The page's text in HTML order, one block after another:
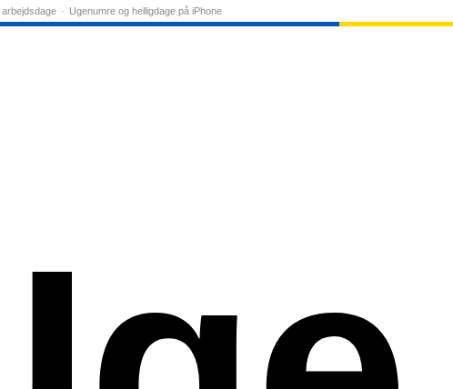
arbejdsdage Ugenumre og helligdage på iPhone